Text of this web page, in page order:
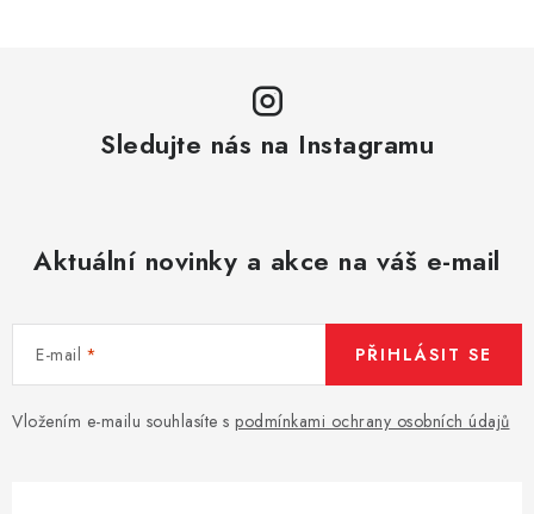
Sledujte nás na Instagramu
Aktuální novinky a akce na váš e-mail
E-mail
Vložením e-mailu souhlasíte s podmínkami ochrany osobních údajů
PŘIHLÁSIT SE